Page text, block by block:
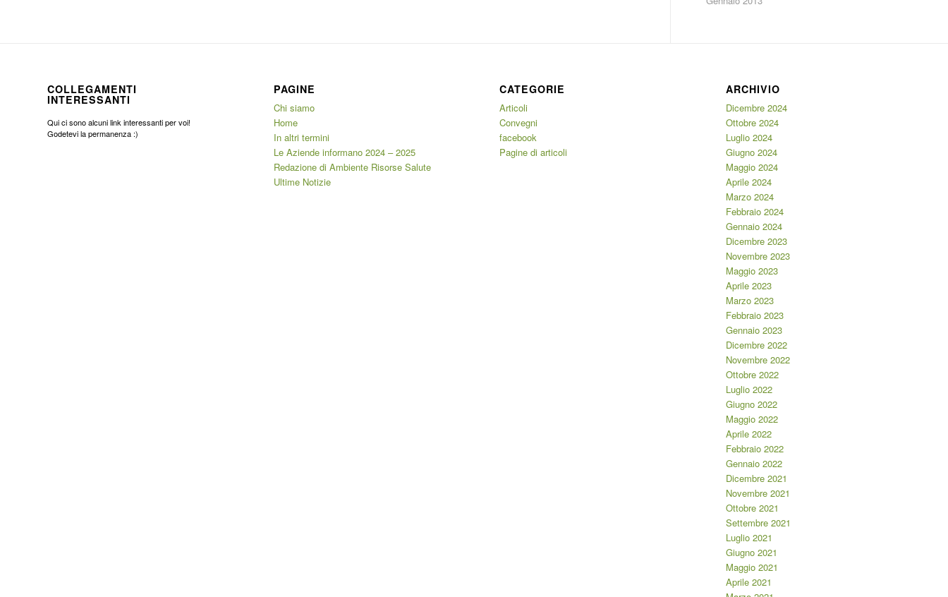
COLLEGAMENTI
INTERESSANTI
Qui ci sono alcuni link interessanti per voi!
Godetevi la permanenza :)
PAGINE
Chi siamo
Home
In altri termini
Le Aziende informano 2024 – 2025
Redazione di Ambiente Risorse Salute
Ultime Notizie
CATEGORIE
Articoli
Convegni
facebook
Pagine di articoli
ARCHIVIO
Dicembre 2024
Ottobre 2024
Luglio 2024
Giugno 2024
Maggio 2024
Aprile 2024
Marzo 2024
Febbraio 2024
Gennaio 2024
Dicembre 2023
Novembre 2023
Maggio 2023
Aprile 2023
Marzo 2023
Febbraio 2023
Gennaio 2023
Dicembre 2022
Novembre 2022
Ottobre 2022
Luglio 2022
Giugno 2022
Maggio 2022
Aprile 2022
Febbraio 2022
Gennaio 2022
Dicembre 2021
Novembre 2021
Ottobre 2021
Settembre 2021
Luglio 2021
Giugno 2021
Maggio 2021
Aprile 2021